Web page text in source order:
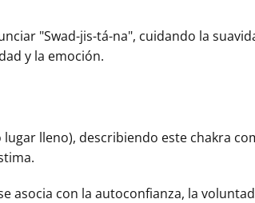
"Swad-jis-tá-na", cuidando la
y la emoción.
lleno), describiendo este chakra
asocia con la autoconfianza, la